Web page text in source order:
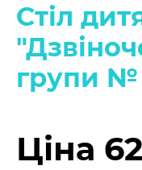
Стіл
групи №
Ціна